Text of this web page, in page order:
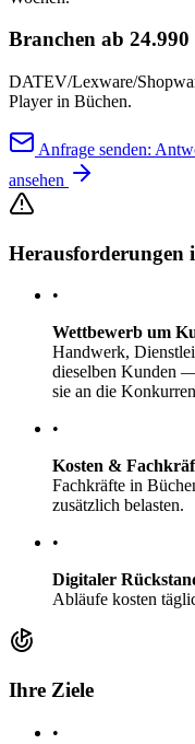
Branchen ab 24.990
DATEV/Lexware/
Player in Büchen.
Anfrage senden:
ansehen
Herausforderungen
•
Wettbewerb um
Handwerk,
dieselben Kunden
sie an die
•
Kosten &
Fachkräfte in
zusätzlich belasten.
•
Digitaler
Abläufe kosten
Ihre Ziele
•